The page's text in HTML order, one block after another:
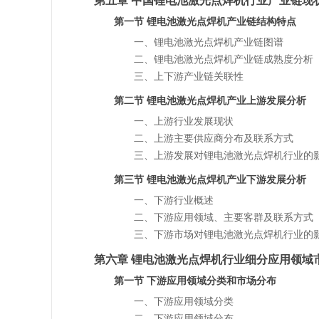
第一节 锂电池激光点焊机产业链结构特点
一、锂电池激光点焊机产业链图谱
二、锂电池激光点焊机产业链成熟度分析
三、上下游产业链关联性
第二节 锂电池激光点焊机产业上游发展分析
一、上游行业发展现状
二、上游主要供应商分布及联系方式
三、上游发展对锂电池激光点焊机行业的
第三节 锂电池激光点焊机产业下游发展分析
一、下游行业概述
二、下游应用领域、主要客群及联系方式
三、下游市场对锂电池激光点焊机行业的
第六章 锂电池激光点焊机行业细分应用领域
第一节 下游应用领域分类和市场分布
一、下游应用领域分类